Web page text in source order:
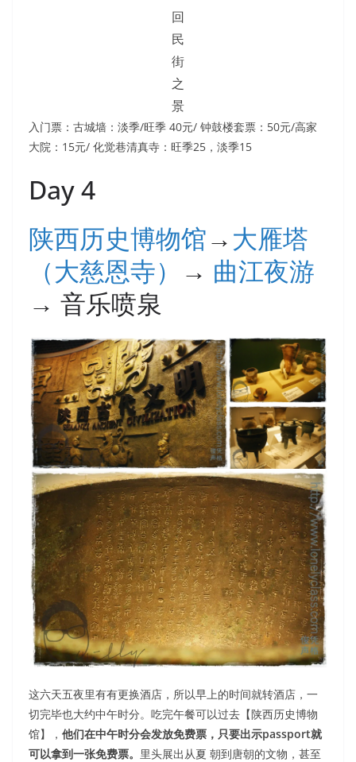
回
民
街
之
景
入门票：古城墙：淡季/旺季 40元/ 钟鼓楼套票：50元/高家
大院：15元/ 化觉巷清真寺：旺季25，淡季15
Day 4
陕西历史博物馆→大雁塔
（大慈恩寺）
→ 曲江夜游
→ 音乐喷泉
这六天五夜里有有更换酒店，所以早上的时间就转酒店，一
切完毕也大约中午时分。吃完午餐可以过去【陕西历史博物
馆】， 他们在中午时分会发放免费票，只要出示passport就
可以拿到一张免费票。 里头展出从夏 朝到唐朝的文物，甚至